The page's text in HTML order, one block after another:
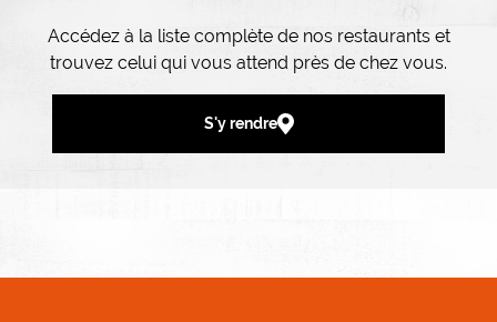
Accédez à la liste complète de nos restaurants et
trouvez celui qui vous attend près de chez vous.
S'y rendre